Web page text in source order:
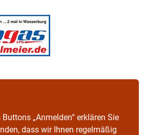
„Anmelden“ erklären Sie
dass wir Ihnen regelmäßig